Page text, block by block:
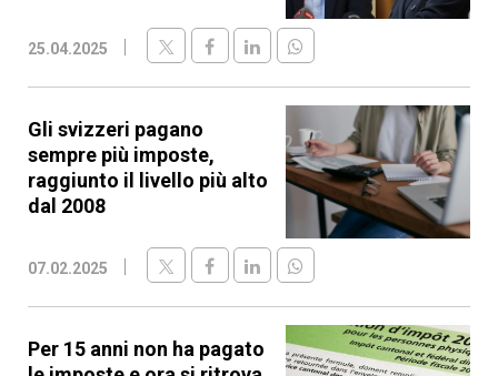
25.04.2025
Gli svizzeri pagano
sempre più imposte,
raggiunto il livello più alto
dal 2008
07.02.2025
Per 15 anni non ha pagato